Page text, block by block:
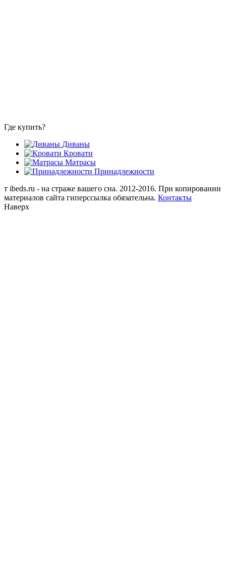
Где купить?
Диваны
Кровати
Матрасы
Принадлежности
т ibeds.ru - на страже вашего сна. 2012-2016. При копировании
материалов сайта гиперссылка обязательна. Контакты
Наверх